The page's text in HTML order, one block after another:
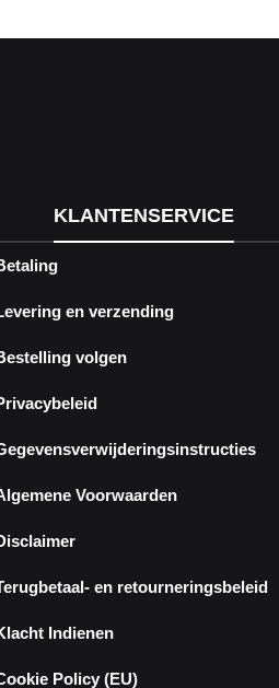
KLANTENSERVICE
en verzending
volgen
Voorwaarden
en retourneringsbeleid
Indienen
Policy (EU)